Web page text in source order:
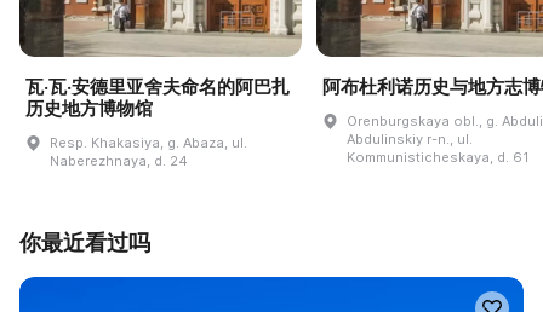
瓦·瓦·安德里亚舍夫命名的阿巴扎
历史地方博物馆
Resp. Khakasiya, g. Abaza, ul.
Naberezhnaya, d. 24
阿布杜利诺历史与地方志
Orenburgskaya obl., g.
Abdulinskiy r-n., ul.
Kommunisticheskaya, d. 61
你最近看过吗